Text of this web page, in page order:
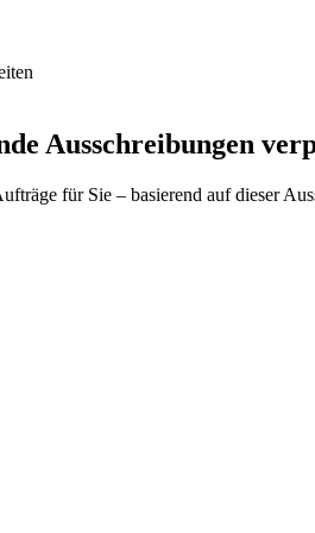
Ausschreibungen
für Sie – basierend auf dieser